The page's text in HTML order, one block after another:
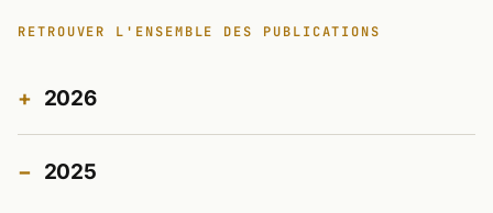
RETROUVER L'ENSEMBLE DES PUBLICATIONS
2026
2025